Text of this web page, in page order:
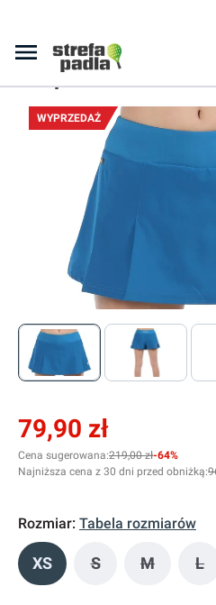
Damska spódniczka
Bullpadel Elicio -
WYPRZEDAŻ
79,90 zł
Cena sugerowana:219,00 zł-64%
Najniższa cena z 30 dni przed obniżką:
Rozmiar: Tabela rozmiarów
XS S(Ta opcja jest
M(Ta opcja
L